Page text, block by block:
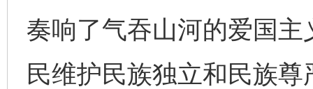
奏响了气吞山河的爱国
民维护民族独立和民族